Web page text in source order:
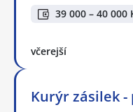
39 000 – 40 000
včerejší
Kurýr zásilek -